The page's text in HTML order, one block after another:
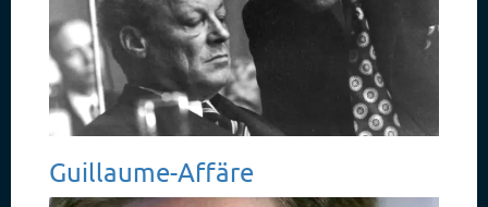
Guillaume-Affäre